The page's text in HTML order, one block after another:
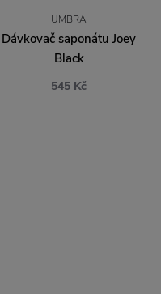
UMBRA
Dávkovač saponátu Joey
Black
545 Kč